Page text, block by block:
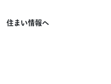
住まい情報へ